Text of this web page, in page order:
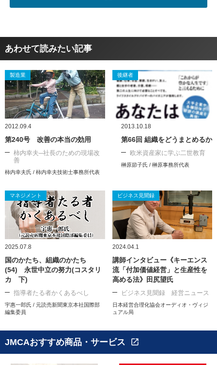
あわせて読みたい記事
製造業
2012.09.4
第240号 改善の本当の効用
柿内幸夫─社長のための現場改
善
柿内幸夫氏 / 柿内幸夫技術士事務所代表
後継者
2013.10.18
第66回 組織をどうまとめるか
欧米資産家に学ぶ二世教育
榊原節子氏 / 榊原事務所代表
マネジメント
2025.07.8
国のかたち、組織のかたち
(54) 永世中立の努力(コスタリ
カ 下)
指導者たる者かくあるべし
宇惠一郎氏 / 元読売新聞東京本社国際部
編集委員
ビジネス見聞録
2024.04.1
講師インタビュー《キーエンス
流「付加価値経営」と生産性を
高める法》田尻望氏
ビジネス見聞録 経営ニュース
日本経営合理化協会オーディオ・ヴィジ
ュアル局
JMCAおすすめ商品・サービス open_in_new